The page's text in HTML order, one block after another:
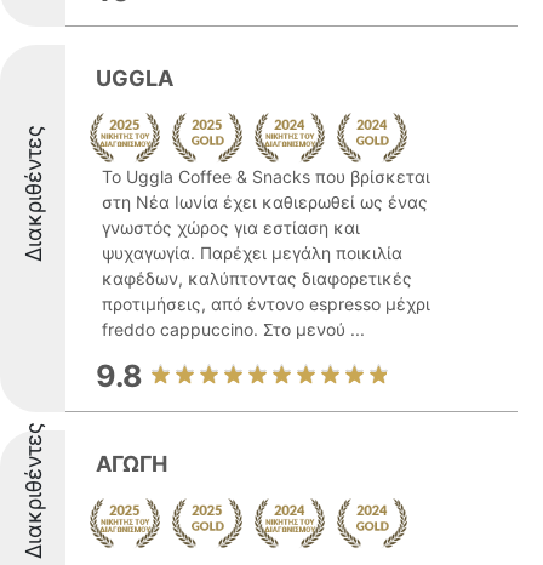
Διακριθέντες
UGGLA
Το Uggla Coffee & Snacks που βρίσκεται
στη Νέα Ιωνία έχει καθιερωθεί ως ένας
γνωστός χώρος για εστίαση και
ψυχαγωγία. Παρέχει μεγάλη ποικιλία
καφέδων, καλύπτοντας διαφορετικές
προτιμήσεις, από έντονο espresso μέχρι
freddo cappuccino. Στο μενού ...
9.8
Διακριθέντες ΑΓΩΓΗ